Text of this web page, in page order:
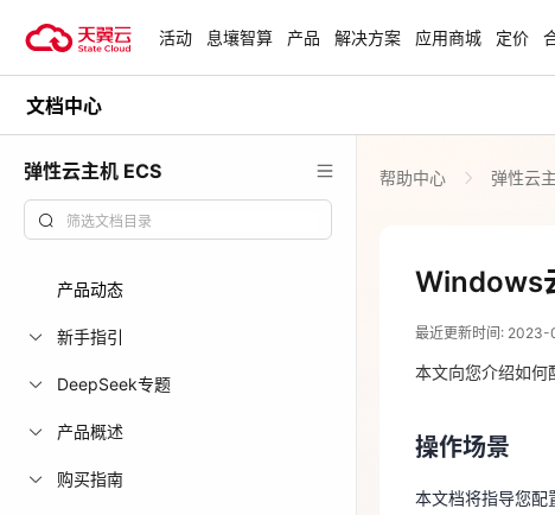
试用，产品折扣等，助您降本增
安全隔离版
企业出海解决方
助力您的业务扬帆
爆款云主机全场特
活动 息壤智算 产品 解决方案 应用商城 定价
文档中心
弹性云主机 ECS
产品动态
新手指引
DeepSeek专题
产品概述
购买指南
帮助中心 弹性云
Windows
最近更新时间:
2023-09-03
操作场景
本文向您介绍如何
操作场景
本文档将指导您配